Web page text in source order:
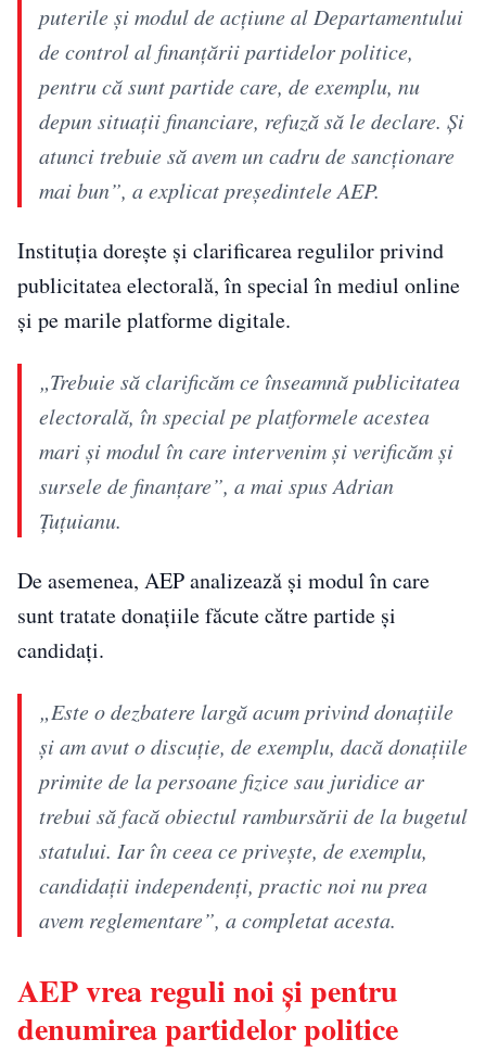
puterile şi modul de acţiune al Departamentului
de control al finanţării partidelor politice,
pentru că sunt partide care, de exemplu, nu
depun situaţii financiare, refuză să le declare. Şi
atunci trebuie să avem un cadru de sancţionare
mai bun”, a explicat președintele AEP.
Instituția dorește și clarificarea regulilor privind
publicitatea electorală, în special în mediul online
și pe marile platforme digitale.
„Trebuie să clarificăm ce înseamnă publicitatea
electorală, în special pe platformele acestea
mari şi modul în care intervenim şi verificăm şi
sursele de finanţare”, a mai spus Adrian
Țuțuianu.
De asemenea, AEP analizează și modul în care
sunt tratate donațiile făcute către partide și
candidați.
„Este o dezbatere largă acum privind donaţiile
şi am avut o discuţie, de exemplu, dacă donaţiile
primite de la persoane fizice sau juridice ar
trebui să facă obiectul rambursării de la bugetul
statului. Iar în ceea ce priveşte, de exemplu,
candidaţii independenţi, practic noi nu prea
avem reglementare”, a completat acesta.
AEP vrea reguli noi și pentru
denumirea partidelor politice